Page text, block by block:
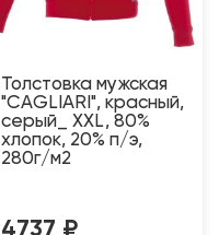
Толстовка мужская
"CAGLIARI", красный,
серый_ XXL, 80%
хлопок, 20% п/э,
280г/м2
4737 ₽